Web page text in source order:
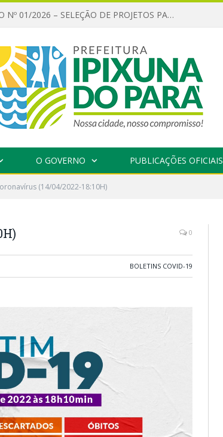
CHAMAMENTO PÚBLICO Nº 01/2026 – SELEÇÃO DE PROJETOS PARA FIRMAR TERMO DE EXECUÇÃO CULTURAL COM RECURSOS DA POLÍTICA NACIONAL ALDIR BLANC DE FOMENTO À CULTURA – PNAB (LEI Nº 14.399/2022)
O GOVERNO PUBLICAÇÕES OFICIAIS
(14/04/2022-18:10H)
0
BOLETINS COVID-19